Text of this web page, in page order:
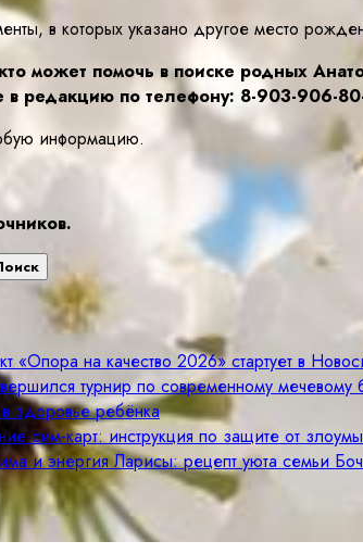
в которых указано другое место
может помочь в поиске родных
в редакцию по телефону: 8-903-906-
информацию.
«Опора на качество 2026» стартует в
турнир по современному
в здоровье ребёнка
сим-карт: инструкция по защите от
и энергия Ларисы: рецепт уюта семьи